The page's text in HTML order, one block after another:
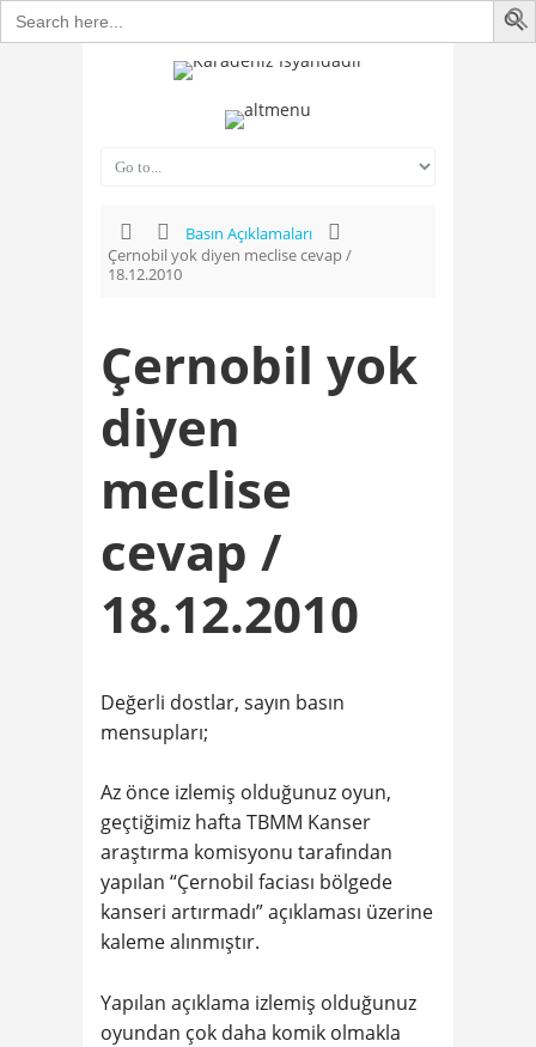
Search
for:
Basın Açıklamaları
Çernobil yok diyen meclise cevap /
18.12.2010
Çernobil yok
diyen
meclise
cevap /
18.12.2010
Değerli dostlar, sayın basın
mensupları;
Az önce izlemiş olduğunuz oyun,
geçtiğimiz hafta TBMM Kanser
araştırma komisyonu tarafından
yapılan “Çernobil faciası bölgede
kanseri artırmadı” açıklaması üzerine
kaleme alınmıştır.
Yapılan açıklama izlemiş olduğunuz
oyundan çok daha komik olmakla